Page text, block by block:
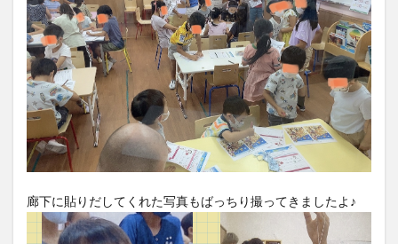
廊下に貼りだしてくれた写真もばっちり撮ってきましたよ♪